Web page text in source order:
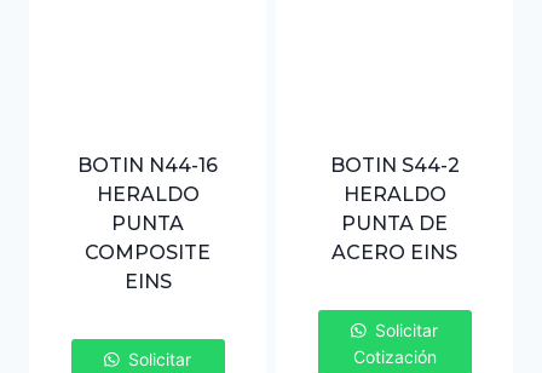
BOTIN N44-16
HERALDO
PUNTA
COMPOSITE
EINS
Solicitar
BOTIN S44-2
HERALDO
PUNTA DE
ACERO EINS
Solicitar
Cotización